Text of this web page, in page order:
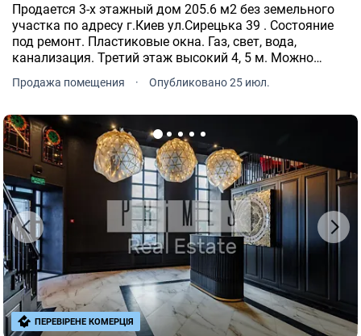
Продается 3-х этажный дом 205.6 м2 без земельного
участка по адресу г.Киев ул.Сирецька 39 . Состояние
под ремонт. Пластиковые окна. Газ, свет, вода,
канализация. Третий этаж высокий 4, 5 м. Можно
разделить на два этажа или достроить вверх. Удобно
под бизнес центр, офисы, хостел, производство.
Продажа помещения · Опубликовано 25 июл.
ПЕРЕВІРЕНЕ КОМЕРЦІЯ